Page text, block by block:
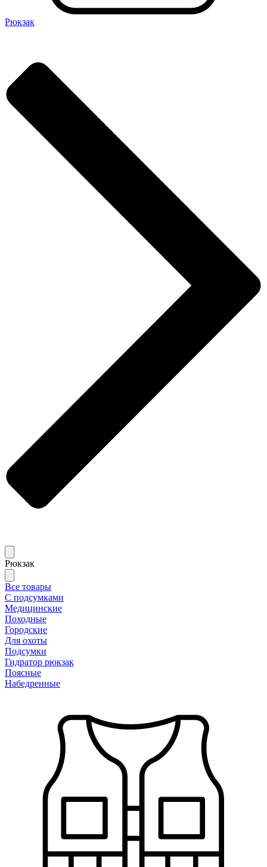
Рюкзак
Рюкзак
Все товары
С подсумками
Медицинские
Походные
Городские
Для охоты
Подсумки
Гидратор рюкзак
Поясные
Набедренные